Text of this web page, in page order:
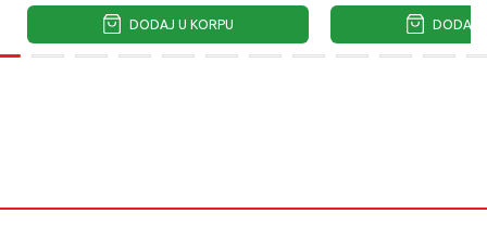
DODAJ U KORPU DODAJ